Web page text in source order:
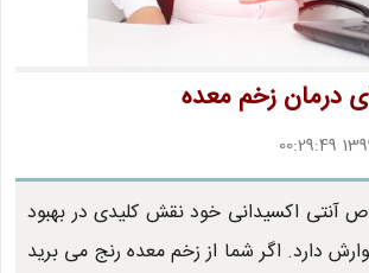
درمان زخم معده
آنتی اکسیدانی خود نقش کلیدی در بهبود
دارد. اگر شما از زخم معده رنج می برید